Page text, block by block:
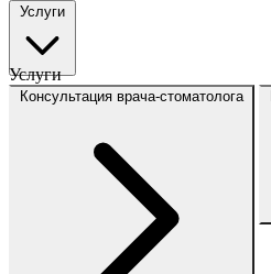
Услуги
Услуги
Консультация врача-стоматолога